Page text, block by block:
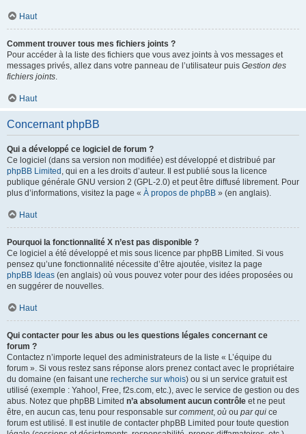
Haut
Comment trouver tous mes fichiers joints ?
Pour accéder à la liste des fichiers que vous avez joints à vos messages et
messages privés, allez dans votre panneau de l’utilisateur puis Gestion des
fichiers joints.
Haut
Concernant phpBB
Qui a développé ce logiciel de forum ?
Ce logiciel (dans sa version non modifiée) est développé et distribué par
phpBB Limited , qui en a les droits d’auteur. Il est publié sous la licence
publique générale GNU version 2 (GPL-2.0) et peut être diffusé librement. Pour
plus d’informations, visitez la page « À propos de phpBB » (en anglais).
Haut
Pourquoi la fonctionnalité X n’est pas disponible ?
Ce logiciel a été développé et mis sous licence par phpBB Limited. Si vous
pensez qu’une fonctionnalité nécessite d’être ajoutée, visitez la page
phpBB Ideas (en anglais) où vous pouvez voter pour des idées proposées ou
en suggérer de nouvelles.
Haut
Qui contacter pour les abus ou les questions légales concernant ce
forum ?
Contactez n’importe lequel des administrateurs de la liste « L’équipe du
forum ». Si vous restez sans réponse alors prenez contact avec le propriétaire
du domaine (en faisant une recherche sur whois) ou si un service gratuit est
utilisé (exemple : Yahoo!, Free, f2s.com, etc.), avec le service de gestion ou des
abus. Notez que phpBB Limited n’a absolument aucun contrôle et ne peut
être, en aucun cas, tenu pour responsable sur comment, où ou par qui ce
forum est utilisé. Il est inutile de contacter phpBB Limited pour toute question